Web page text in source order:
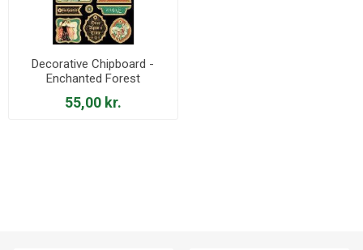
Decorative Chipboard -
Enchanted Forest
55,00 kr.